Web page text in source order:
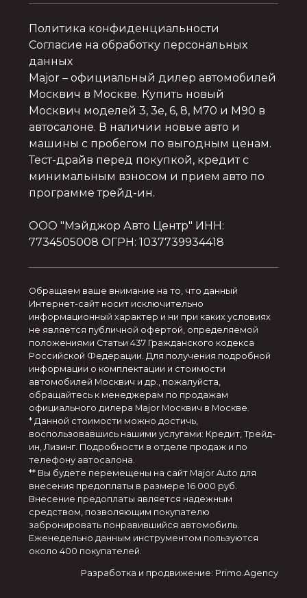
Политика конфиденциальности
Согласие на обработку персональных
данных
Major – официальный дилер автомобилей
Москвич в Москве. Купить новый
Москвич моделей 3, 3e, 6, 8, M70 и M90 в
автосалоне. В наличии новые авто и
машины с пробегом по выгодным ценам.
Тест-драйв перед покупкой, кредит с
минимальным взносом и прием авто по
программе трейд-ин.
ООО "Мэйджор Авто Центр" ИНН:
7734505008 ОГРН: 1037739934418
Обращаем ваше внимание на то, что данный
Интернет-сайт носит исключительно
информационный характер и ни при каких условиях
не является публичной офертой, определяемой
положениями Статьи 437 Гражданского кодекса
Российской Федерации. Для получения подробной
информации о комплектации и стоимости
автомобилей Москвич и др., пожалуйста,
обращайтесь к менеджерам по продажам
официального дилера Major Москвич в Москве.
* Данной стоимости можно достичь,
воспользовавшись нашими услугами: Кредит, Трейд-
ин, Лизинг. Подробности в отделе продаж и по
телефону автосалона.
** Вы будете перемещены на сайт Major Auto для
внесения предоплаты в размере 16 000 руб.
Внесение предоплаты является надежным
средством, позволяющим покупателю
забронировать понравившийся автомобиль.
Еженедельно данным инструментом пользуются
около 400 покупателей.
Разработка и продвижение: Primo.Agency